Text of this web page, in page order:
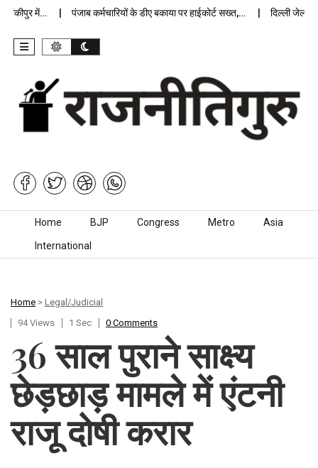
में… पंजाब कर्मचारियों के डीए बकाया पर हाईकोर्ट सख्त,… दिल्ली जेलों में
Skip to content
Home BJP Congress Metro Asia
International
Home > Legal/Judicial
94 Views
1 Sec 0 Comments
36 साल पुराने साक्ष्य
छेड़छाड़ मामले में एंटनी
राजू दोषी करार